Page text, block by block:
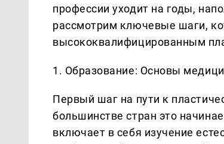
профессии уходит на годы,
рассмотрим ключевые шаги,
высококвалифицированным
1. Образование: Основы
Первый шаг на пути к
большинстве стран это
включает в себя изучение